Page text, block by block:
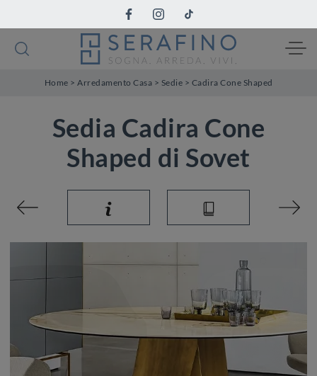
Home > Arredamento Casa > Sedie > Cadira Cone Shaped
Sedia Cadira Cone
Shaped di Sovet